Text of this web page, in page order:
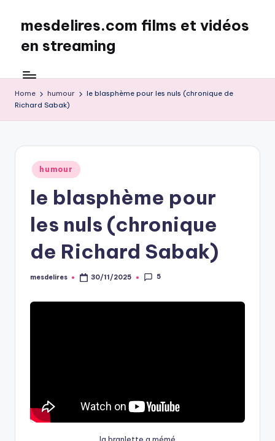
content
mesdelires.com films et vidéos
en streaming
:
film
et
video
en
français
Home humour
le blasphème pour les nuls (chronique de
Richard Sabak)
Posted
in
humour
le blasphème pour
les nuls (chronique
de Richard Sabak)
Posted
mesdelires 30/11/2025 5